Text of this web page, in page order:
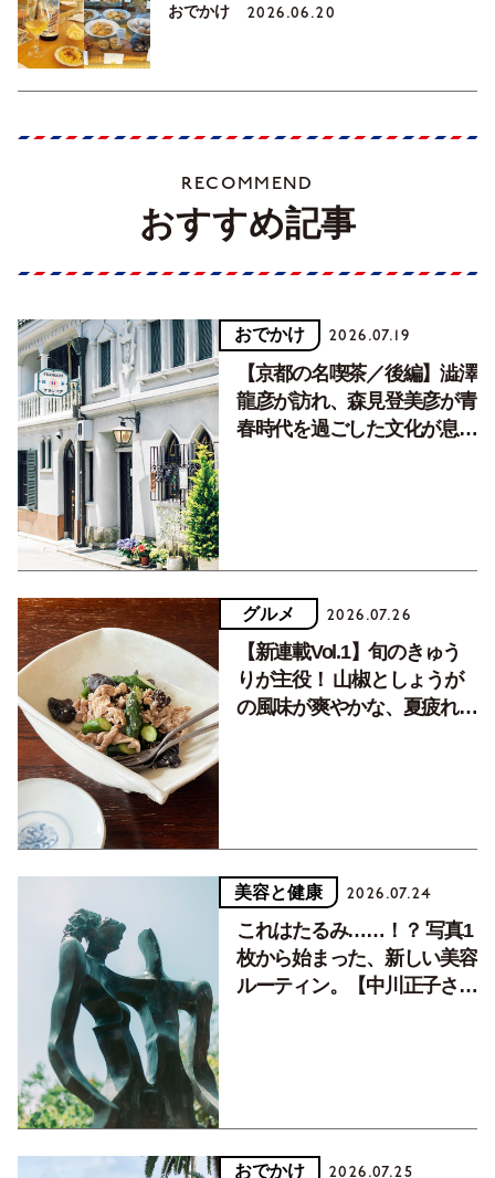
おでかけ 2026.06.20
RECOMMEND
おすすめ記事
おでかけ 2026.07.19
【京都の名喫茶／後編】澁澤
龍彦が訪れ、森見登美彦が青
春時代を過ごした文化が息づ
グルメ 2026.07.26
【新連載Vol.1】旬のきゅう
りが主役！ 山椒としょうが
の風味が爽やかな、夏疲れを
美容と健康 2026.07.24
これはたるみ……！？ 写真1
枚から始まった、新しい美容
ルーティン。【中川正子さん
おでかけ 2026.07.25